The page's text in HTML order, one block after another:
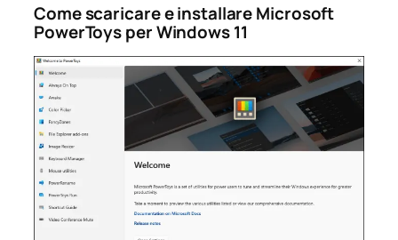
Come scaricare e installare Microsoft
PowerToys per Windows 11